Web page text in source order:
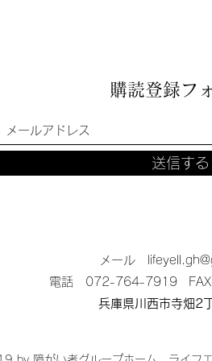
購読登録フ
送信する
メール
電話 072-764-7919
兵庫県川西市寺畑2